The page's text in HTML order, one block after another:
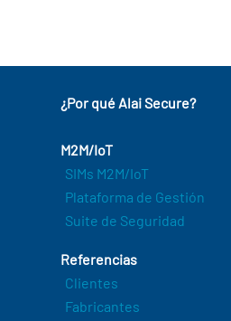
¿Por qué Alai Secure?
M2M/IoT
SIMs M2M/IoT
Plataforma de Gestión
Suite de Seguridad
Referencias
Clientes
Fabricantes